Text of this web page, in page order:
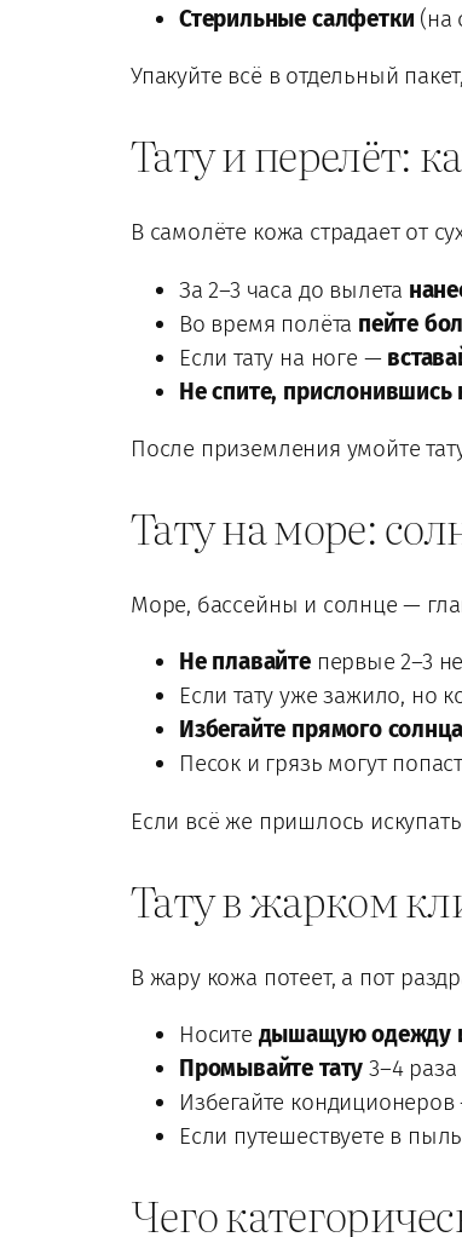
Стерильные салфетки (на
Упакуйте всё в отдельный
Тату и перелёт:
В самолёте кожа страдает от
За 2–3 часа до вылета
Во время полёта пейте
Если тату на ноге —
Не спите, прислонившись
После приземления умойте
Тату на море:
Море, бассейны и солнце —
Не плавайтепервые 2–3
Если тату уже зажило, но
Избегайте прямого солнца
Песок и грязь могут
Если всё же пришлось
Тату в жарком
В жару кожа потеет, а пот
Носите дышащую одежду
Промывайте тату 3–4
Избегайте
Если путешествуете в
Чего